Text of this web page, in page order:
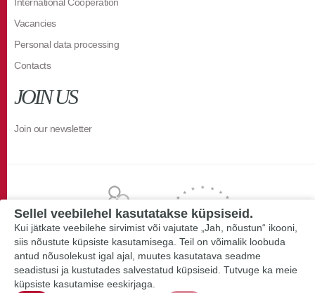
Vacancies
Personal data processing
Contacts
JOIN US
Join our newsletter
Sellel veebilehel kasutatakse küpsiseid.
Kui jätkate veebilehe sirvimist või vajutate „Jah, nõustun“ ikooni,
siis nõustute küpsiste kasutamisega. Teil on võimalik loobuda
antud nõusolekust igal ajal, muutes kasutatava seadme
seadistusi ja kustutades salvestatud küpsiseid. Tutvuge ka meie
küpsiste kasutamise eeskirjaga.